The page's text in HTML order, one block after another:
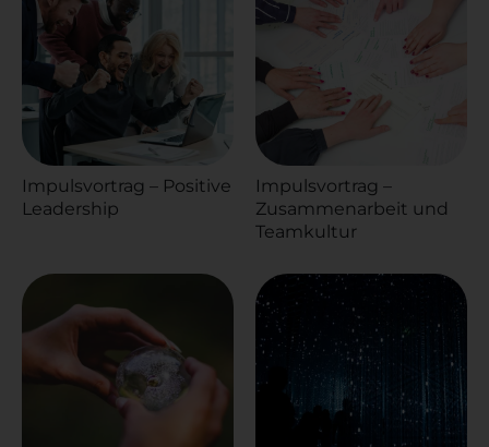
Impulsvortrag – Positive
Leadership
Impulsvortrag –
Zusammenarbeit und
Teamkultur